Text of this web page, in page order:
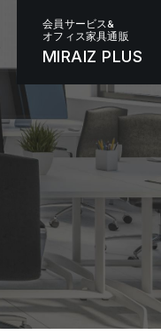
会員サービス&
オフィス家具通販
MIRAIZ PLUS